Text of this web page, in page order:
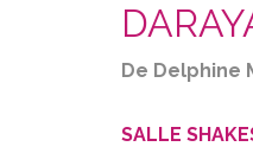
De Delphine
SALLE